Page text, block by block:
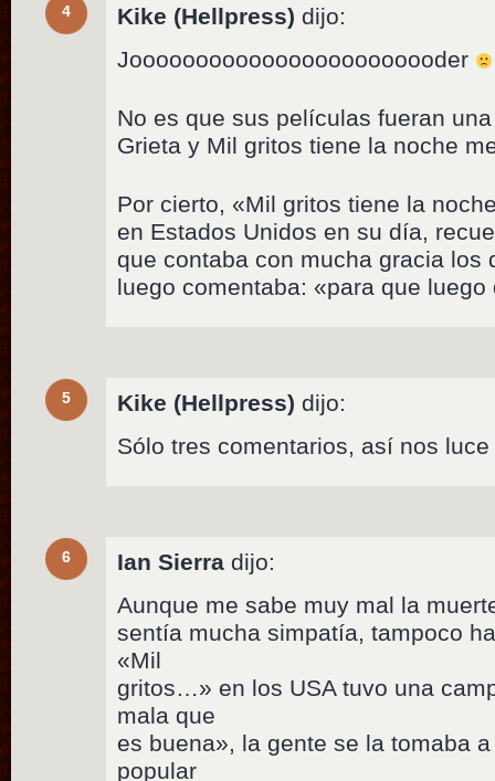
4 Kike (Hellpress) dijo:
Joooooooooooooooooooooooder
No es que sus películas fueran
Grieta y Mil gritos tiene la noche
Por cierto, «Mil gritos tiene la
en Estados Unidos en su día,
que contaba con mucha gracia los
luego comentaba: «para que
5 Kike (Hellpress) dijo:
Sólo tres comentarios, así nos
6 Ian Sierra dijo:
Aunque me sabe muy mal la
sentía mucha simpatía, tampoco
«Mil
gritos…» en los USA tuvo una
mala que
es buena», la gente se la tomaba
popular